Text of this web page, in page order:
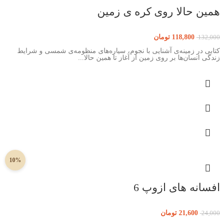
همین حالا روی کره ی زمین
132,000
118,800 تومان
کتابی در زمینه‌ی آشنایی با نجوم، سیاره‌های منظومه‌ی شمسی و شرایط
زندگی انسان‌ها بر روی زمین از آغاز تا همین حالا...
10%
افسانه های ازوپ 6
24,000
21,600 تومان